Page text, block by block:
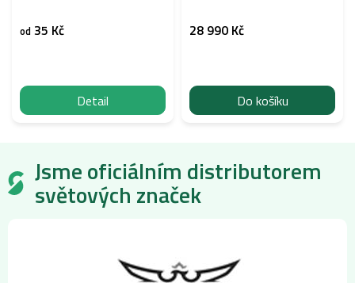
od 35 Kč
Detail
28 990 Kč
Do košíku
Jsme oficiálním distributorem
světových značek